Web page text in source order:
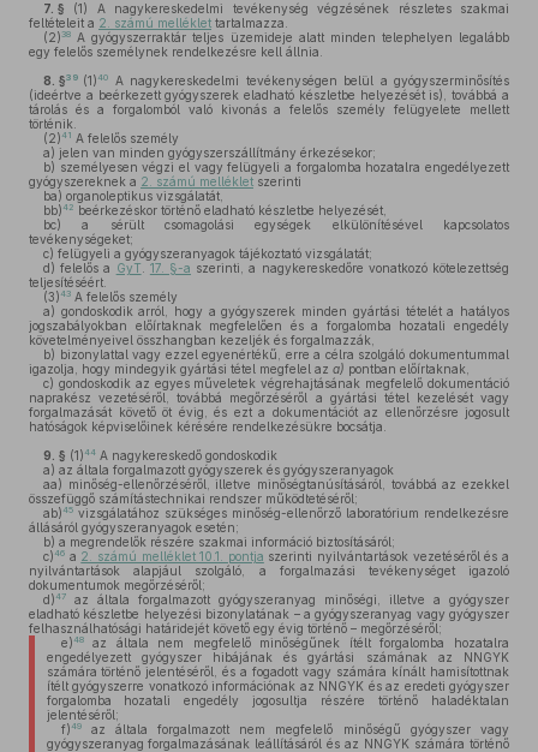
7. § (1)
A nagykereskedelmi tevékenység végzésének részletes szakmai
feltételeit a 2. számú melléklet tartalmazza.
(2) 38 A gyógyszerraktár teljes üzemideje alatt minden telephelyen legalább
egy felelős személynek rendelkezésre kell állnia.
8. §39 (1)40
A nagykereskedelmi tevékenységen belül a gyógyszerminősítés
(ideértve a beérkezett gyógyszerek eladható készletbe helyezését is), továbbá a
tárolás és a forgalomból való kivonás a felelős személy felügyelete mellett
történik.
(2)41 A felelős személy
a) jelen van minden gyógyszerszállítmány érkezésekor;
b) személyesen végzi el vagy felügyeli a forgalomba hozatalra engedélyezett
gyógyszereknek a 2. számú melléklet szerinti
ba) organoleptikus vizsgálatát,
bb)42 beérkezéskor történő eladható készletbe helyezését,
bc) a sérült csomagolási egységek elkülönítésével kapcsolatos
tevékenységeket;
c) felügyeli a gyógyszeranyagok tájékoztató vizsgálatát;
d) felelős a GyT 17. §-a szerinti, a nagykereskedőre vonatkozó kötelezettség
teljesítéséért.
(3)43 A felelős személy
a) gondoskodik arról, hogy a gyógyszerek minden gyártási tételét a hatályos
jogszabályokban előírtaknak megfelelően és a forgalomba hozatali engedély
követelményeivel összhangban kezeljék és forgalmazzák,
b) bizonylattal vagy ezzel egyenértékű, erre a célra szolgáló dokumentummal
igazolja, hogy mindegyik gyártási tétel megfelel az a) pontban előírtaknak,
c) gondoskodik az egyes műveletek végrehajtásának megfelelő dokumentáció
naprakész vezetéséről, továbbá megőrzéséről a gyártási tétel kezelését vagy
forgalmazását követő öt évig, és ezt a dokumentációt az ellenőrzésre jogosult
hatóságok képviselőinek kérésére rendelkezésükre bocsátja.
9. § (1)44 A nagykereskedő gondoskodik
a) az általa forgalmazott gyógyszerek és gyógyszeranyagok
aa) minőség-ellenőrzéséről, illetve minőségtanúsításáról, továbbá az ezekkel
összefüggő számítástechnikai rendszer működtetéséről;
ab)45 vizsgálatához szükséges minőség-ellenőrző laboratórium rendelkezésre
állásáról gyógyszeranyagok esetén;
b) a megrendelők részére szakmai információ biztosításáról;
c)46 a 2. számú melléklet 10.1. pontja szerinti nyilvántartások vezetéséről és a
nyilvántartások alapjául szolgáló, a forgalmazási tevékenységet igazoló
dokumentumok megőrzéséről;
d)47
az általa forgalmazott gyógyszeranyag minőségi, illetve a gyógyszer
eladható készletbe helyezési bizonylatának – a gyógyszeranyag vagy gyógyszer
felhasználhatósági határidejét követő egy évig történő – megőrzéséről;
e)48az általa nem megfelelő minőségűnek ítélt forgalomba hozatalra
engedélyezett gyógyszer hibájának és gyártási számának az NNGYK
számára történő jelentéséről, és a fogadott vagy számára kínált hamisítottnak
ítélt gyógyszerre vonatkozó információnak az NNGYK és az eredeti gyógyszer
forgalomba hozatali engedély jogosultja részére történő haladéktalan
jelentéséről;
f)49az általa forgalmazott nem megfelelő minőségű gyógyszer vagy
gyógyszeranyag forgalmazásának leállításáról és az NNGYK számára történő